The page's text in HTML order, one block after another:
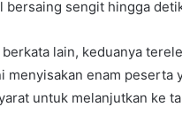
bersaing sengit hingga
berkata lain, keduanya
menyisakan enam peserta
untuk melanjutkan ke